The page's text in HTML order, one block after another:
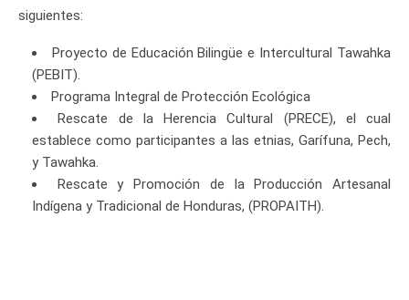
siguientes:
Proyecto de Educación Bilingüe e Intercultural Tawahka
(PEBIT).
Programa Integral de Protección Ecológica
Rescate de la Herencia Cultural (PRECE), el cual
establece como participantes a las etnias, Garífuna, Pech,
y Tawahka.
Rescate y Promoción de la Producción Artesanal
Indígena y Tradicional de Honduras, (PROPAITH).